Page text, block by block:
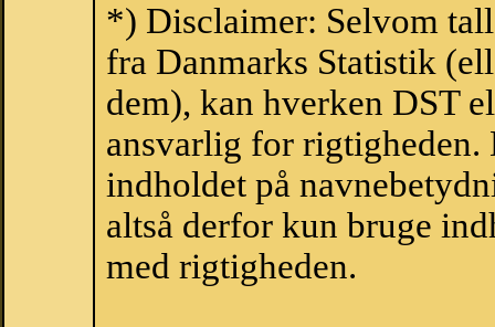
*) Disclaimer: Selvom
fra Danmarks Statistik
dem), kan hverken DST
ansvarlig for
indholdet på
altså derfor kun bruge
med rigtigheden.